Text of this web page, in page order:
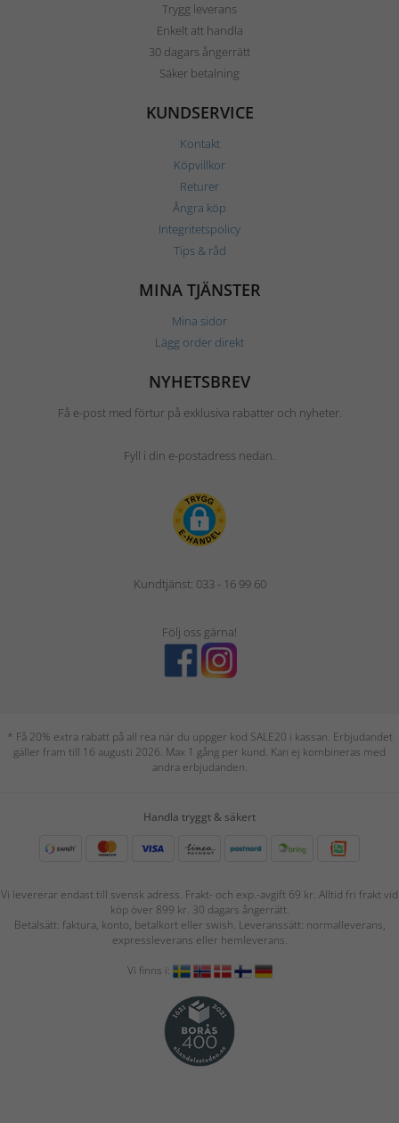
Trygg leverans
Enkelt att handla
30 dagars ångerrätt
Säker betalning
KUNDSERVICE
Kontakt
Köpvillkor
Returer
Ångra köp
Integritetspolicy
Tips & råd
MINA TJÄNSTER
Mina sidor
Lägg order direkt
NYHETSBREV
Få e-post med förtur på exklusiva rabatter och nyheter.
Fyll i din e-postadress nedan.
Kundtjänst: 033 - 16 99 60
Följ oss gärna!
* Få 20% extra rabatt på all rea när du uppger kod SALE20 i kassan. Erbjudandet
gäller fram till 16 augusti 2026. Max 1 gång per kund. Kan ej kombineras med
andra erbjudanden.
Handla tryggt & säkert
Vi levererar endast till svensk adress. Frakt- och exp.-avgift 69 kr. Alltid fri frakt vid
köp över 899 kr. 30 dagars ångerrätt.
Betalsätt: faktura, konto, betalkort eller swish. Leveranssätt: normalleverans,
expressleverans eller hemleverans.
Vi finns i: